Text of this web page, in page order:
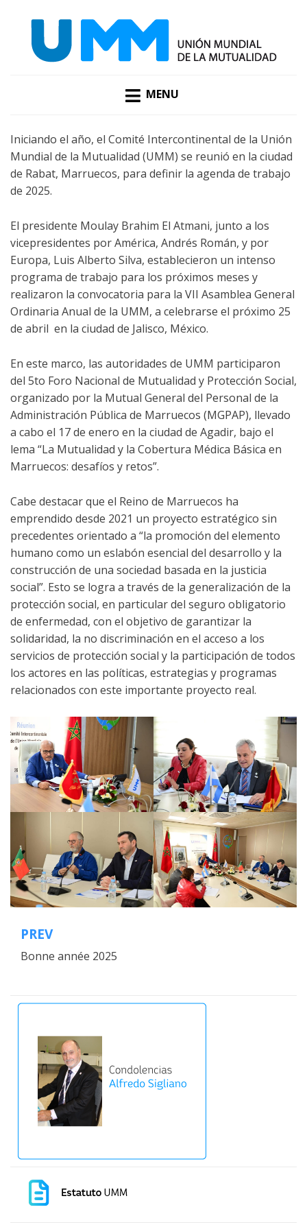
MENU
Iniciando el año, el Comité Intercontinental de la Unión
Mundial de la Mutualidad (UMM) se reunió en la ciudad
de Rabat, Marruecos, para definir la agenda de trabajo
de 2025.
El presidente Moulay Brahim El Atmani, junto a los
vicepresidentes por América, Andrés Román, y por
Europa, Luis Alberto Silva, establecieron un intenso
programa de trabajo para los próximos meses y
realizaron la convocatoria para la VII Asamblea General
Ordinaria Anual de la UMM, a celebrarse el próximo 25
de abril en la ciudad de Jalisco, México.
En este marco, las autoridades de UMM participaron
del 5to Foro Nacional de Mutualidad y Protección Social,
organizado por la Mutual General del Personal de la
Administración Pública de Marruecos (MGPAP), llevado
a cabo el 17 de enero en la ciudad de Agadir, bajo el
lema “La Mutualidad y la Cobertura Médica Básica en
Marruecos: desafíos y retos”.
Cabe destacar que el Reino de Marruecos ha
emprendido desde 2021 un proyecto estratégico sin
precedentes orientado a “la promoción del elemento
humano como un eslabón esencial del desarrollo y la
construcción de una sociedad basada en la justicia
social”. Esto se logra a través de la generalización de la
protección social, en particular del seguro obligatorio
de enfermedad, con el objetivo de garantizar la
solidaridad, la no discriminación en el acceso a los
servicios de protección social y la participación de todos
los actores en las políticas, estrategias y programas
relacionados con este importante proyecto real.
Navegación
de
PREV
Bonne année 2025